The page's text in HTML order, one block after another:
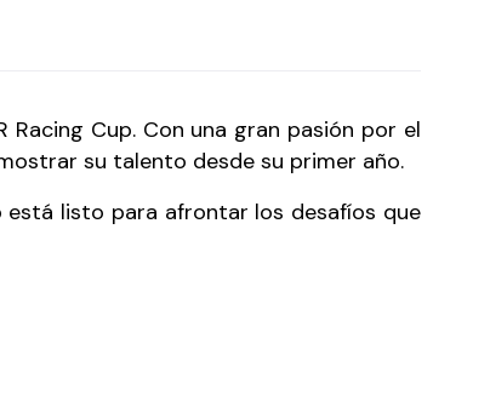
Cup. Con una gran pasión por el
su talento desde su primer año.
listo para afrontar los desafíos que